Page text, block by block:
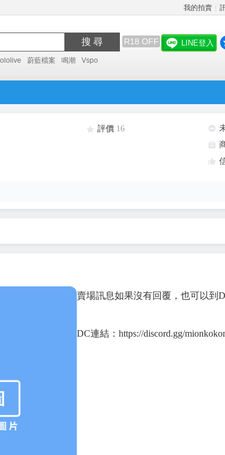
我的拍賣
搜 尋 R18 OFF
蔚藍檔案 鳴潮 Vspo
LINE登入
評價 16
賣場訊息如果沒有回覆，也可以到
DC連結：https://discord.gg/